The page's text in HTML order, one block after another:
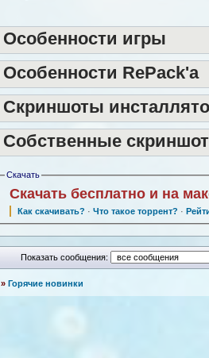
Особенности игры
Особенности RePack'a
Скриншоты
Собственные
Скачать
Скачать бесплатно и на
Как скачивать? · Что такое торрент? ·
Показать сообщения:
» Горячие новинки